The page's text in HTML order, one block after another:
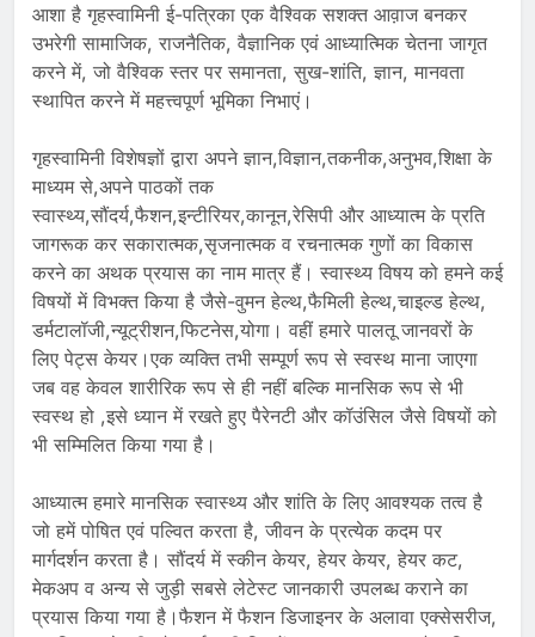
आशा है गृहस्वामिनी ई-पत्रिका एक वैश्विक सशक्त आव़ाज बनकर
उभरेगी सामाजिक, राजनैतिक, वैज्ञानिक एवं आध्यात्मिक चेतना जागृत
करने में, जो वैश्विक स्तर पर समानता, सुख-शांति, ज्ञान, मानवता
स्थापित करने में महत्त्वपूर्ण भूमिका निभाएं।
गृहस्वामिनी विशेषज्ञों द्वारा अपने ज्ञान,विज्ञान,तकनीक,अनुभव,शिक्षा के
माध्यम से,अपने पाठकों तक
स्वास्थ्य,सौंदर्य,फैशन,इन्टीरियर,कानून,रेसिपी और आध्यात्म के प्रति
जागरूक कर सकारात्मक,सृजनात्मक व रचनात्मक गुणों का विकास
करने का अथक प्रयास का नाम मात्र हैं। स्वास्थ्य विषय को हमने कई
विषयों में विभक्त किया है जैसे-वुमन हेल्थ,फैमिली हेल्थ,चाइल्ड हेल्थ,
डर्मटालॉजी,न्यूट्रीशन,फिटनेस,योगा। वहीं हमारे पालतू जानवरों के
लिए पेट्स केयर।एक व्यक्ति तभी सम्पूर्ण रूप से स्वस्थ माना जाएगा
जब वह केवल शारीरिक रूप से ही नहीं बल्कि मानसिक रूप से भी
स्वस्थ हो ,इसे ध्यान में रखते हुए पैरेनटी और कॉउंसिल जैसे विषयों को
भी सम्मिलित किया गया है।
आध्यात्म हमारे मानसिक स्वास्थ्य और शांति के लिए आवश्यक तत्व है
जो हमें पोषित एवं पल्वित करता है, जीवन के प्रत्येक कदम पर
मार्गदर्शन करता है। सौंदर्य में स्कीन केयर, हेयर केयर, हेयर कट,
मेकअप व अन्य से जुड़ी सबसे लेटेस्ट जानकारी उपलब्ध कराने का
प्रयास किया गया है।फैशन में फैशन डिजाइनर के अलावा एक्सेसरीज,